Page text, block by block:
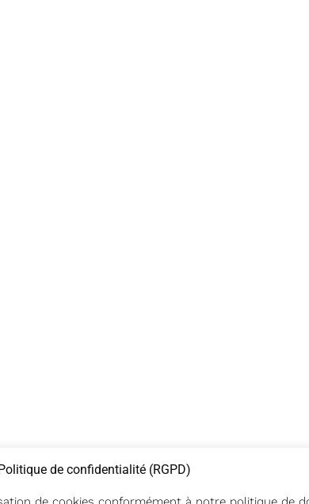
de confidentialité (RGPD)
de cookies conformément à notre politique de